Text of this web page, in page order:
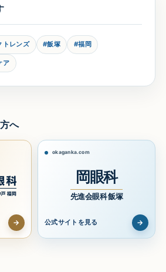
トレンズ #飯塚 #福岡
ア
へ
→
okaganka.com
岡眼科
先進会眼科 飯塚
公式サイトを見る →